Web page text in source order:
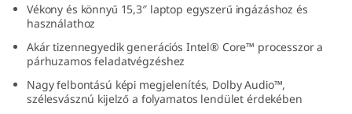
n
Vékony és könnyű 15,3″ laptop egyszerű ingázáshoz és
használathoz
Akár tizennegyedik generációs Intel® Core™ processzor a
párhuzamos feladatvégzéshez
Nagy felbontású képi megjelenítés, Dolby Audio™,
szélesvásznú kijelző a folyamatos lendület érdekében